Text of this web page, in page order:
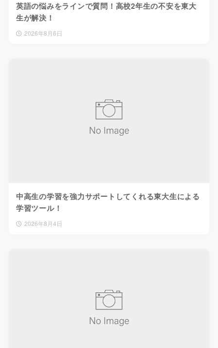
英語の悩みをラインで質問！高校2年生の不安を東大
生が解決！
2026年8月6日
中高生の学習を強力サポートしてくれる東大生による
学習ツール！
2026年8月4日